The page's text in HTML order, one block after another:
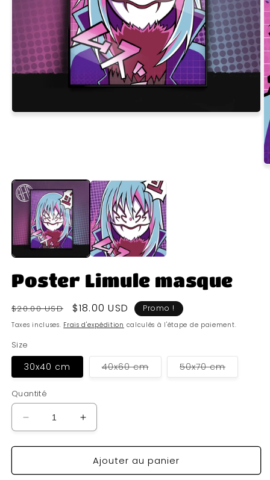
Poster Limule masque
Prix
habituel
$20.00 USD
Prix
soldé
$18.00 USD Promo !
Taxes incluses. Frais d'expédition calculés à l'étape de paiement.
Size
30x40 cm 40x60 cmVariante
épuisée
50x70 cmVariante
épuisée
Quantité
Réduire
la
quantité
Poster
Augmenter
la
quantité
de
Poster
Ajouter au panier